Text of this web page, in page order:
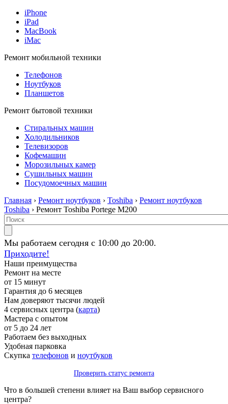
iPhone
iPad
MacBook
iMac
Ремонт мобильной техники
Телефонов
Ноутбуков
Планшетов
Ремонт бытовой техники
Стиральных машин
Холодильников
Телевизоров
Кофемашин
Морозильных камер
Сушильных машин
Посудомоечных машин
Главная › Ремонт ноутбуков › Toshiba › Ремонт ноутбуков
Toshiba › Ремонт Toshiba Portege M200
Мы работаем сегодня с 10:00 до 20:00.
Приходите!
Наши преимущества
Ремонт на месте
от 15 минут
Гарантия до 6 месяцев
Нам доверяют тысячи людей
4 сервисных центра (карта)
Мастера с опытом
от 5 до 24 лет
Работаем без выходных
Удобная парковка
Скупка телефонов и ноутбуков
Проверить статус ремонта
Что в большей степени влияет на Ваш выбор сервисного
центра?